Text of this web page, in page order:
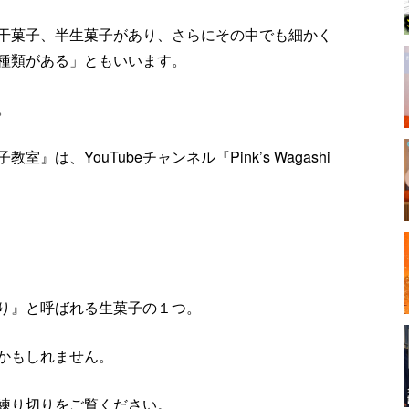
子、半生菓子があり、さらにその中でも細かく
がある」ともいいます。
室』は、YouTubeチャンネル『Pink’s Wagashi
と呼ばれる生菓子の１つ。
しれません。
切りをご覧ください。